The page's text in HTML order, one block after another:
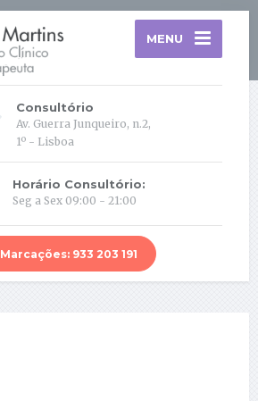
MENU
Consultório
Av. Guerra Junqueiro, n.2,
1º - Lisboa
Horário Consultório:
Seg a Sex 09:00 - 21:00
Marcações: 933 203 191